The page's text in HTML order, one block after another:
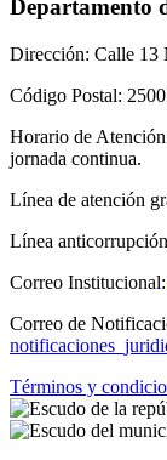
Departamento
Dirección: Calle 13
Código Postal:
Horario de
jornada continua.
Línea de atención
Línea
Correo Institucional:
Correo de
Términos y